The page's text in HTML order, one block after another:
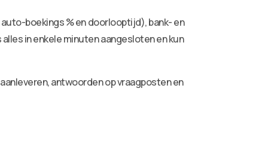
boekings % en doorlooptijd), bank- en
in enkele minuten aangesloten en kun
antwoorden op vraagposten en